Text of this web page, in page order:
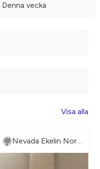
Denna vecka
Visa alla
Nevada Ekelin Norström